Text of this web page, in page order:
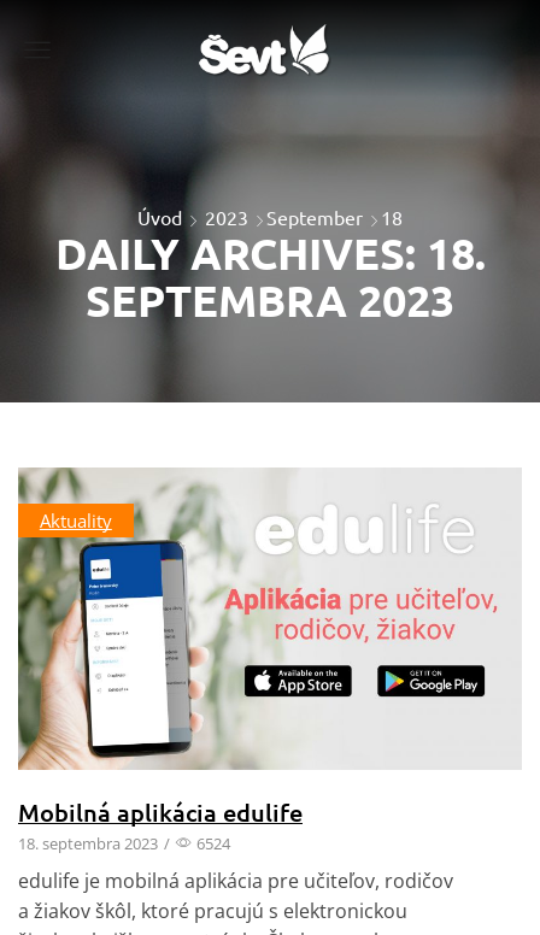
Úvod 2023 September 18
DAILY ARCHIVES: 18.
SEPTEMBRA 2023
Aktuality
Mobilná aplikácia edulife
18. septembra 2023 / 6524
edulife je mobilná aplikácia pre učiteľov, rodičov
a žiakov škôl, ktoré pracujú s elektronickou